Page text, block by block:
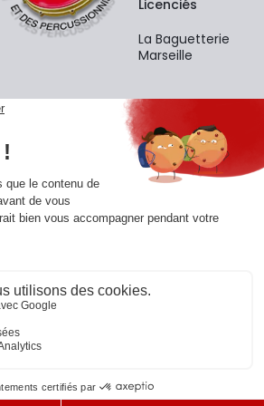
Licenciés
La Baguetterie
Marseille
newsletter, vous acceptez notre